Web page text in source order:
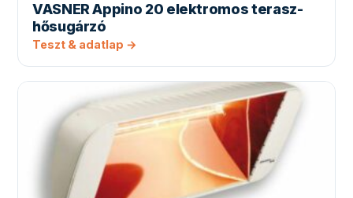
VASNER Appino 20 elektromos terasz-
hősugárzó
Teszt & adatlap →